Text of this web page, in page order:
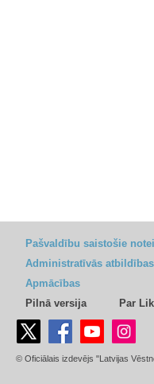
Pašvaldību saistošie
Administratīvās
Apmācības
Pilnā versija
Par
© Oficiālais izdevējs "Latvijas